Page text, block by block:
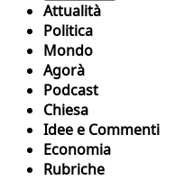
Attualità
Politica
Mondo
Agorà
Podcast
Chiesa
Idee e Commenti
Economia
Rubriche